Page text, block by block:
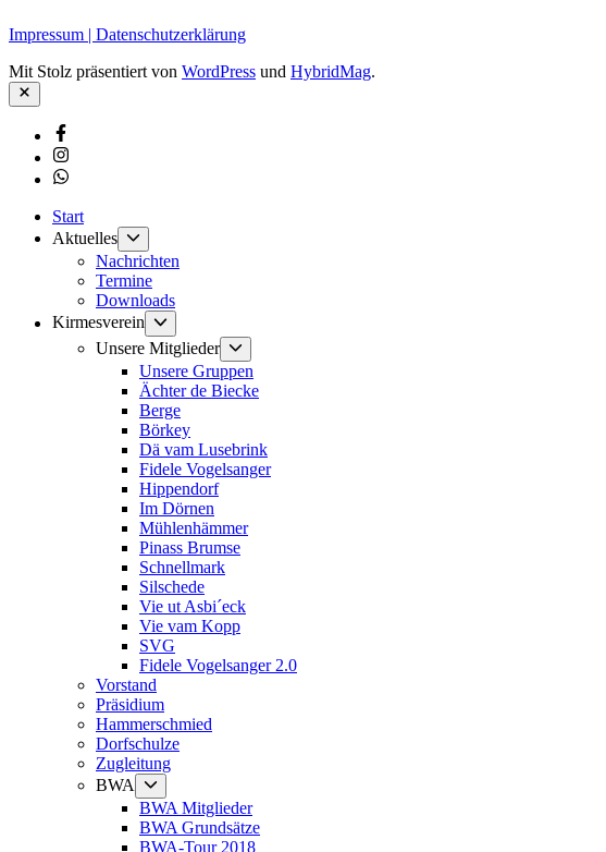
Impressum | Datenschutzerklärung
Mit Stolz präsentiert von WordPress und HybridMag.
Schließen
Facebook
Instagram
Whatsapp
Start
Aktuelles
anzeigen
Nachrichten
Termine
Downloads
Kirmesverein
Untermenü
anzeigen
Unsere Mitglieder
anzeigen
Unsere Gruppen
Ächter de Biecke
Berge
Börkey
Dä vam Lusebrink
Fidele Vogelsanger
Hippendorf
Im Dörnen
Mühlenhämmer
Pinass Brumse
Schnellmark
Silschede
Vie ut Asbi´eck
Vie vam Kopp
SVG
Fidele Vogelsanger 2.0
Vorstand
Präsidium
Hammerschmied
Dorfschulze
Zugleitung
BWA
anzeigen
BWA Mitglieder
BWA Grundsätze
BWA-Tour 2018